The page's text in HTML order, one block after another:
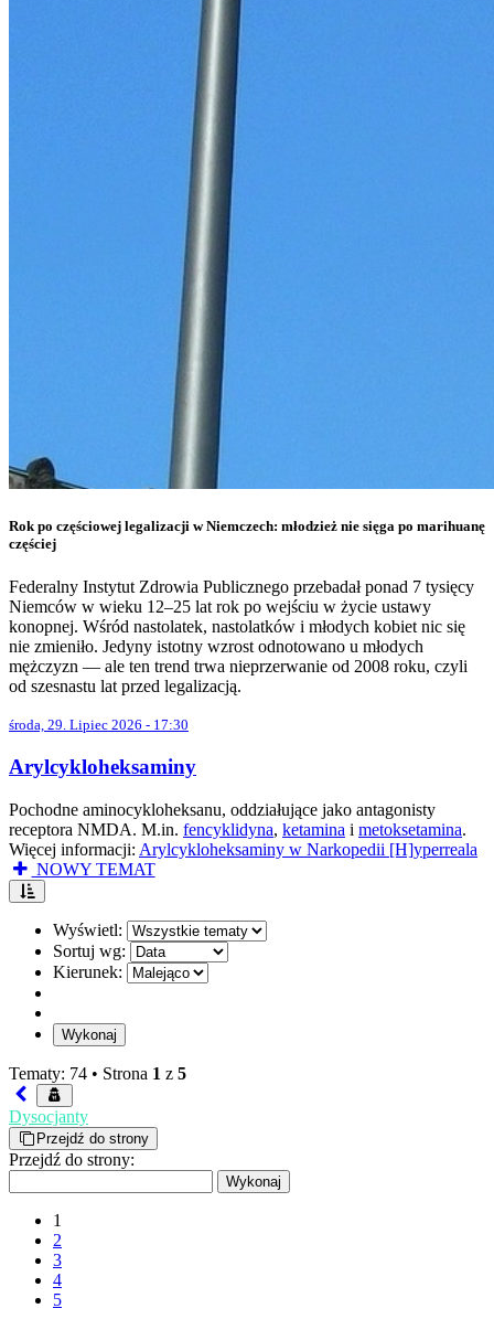
Rok po częściowej legalizacji w Niemczech: młodzież nie sięga po marihuanę
częściej
Federalny Instytut Zdrowia Publicznego przebadał ponad 7 tysięcy
Niemców w wieku 12–25 lat rok po wejściu w życie ustawy
konopnej. Wśród nastolatek, nastolatków i młodych kobiet nic się
nie zmieniło. Jedyny istotny wzrost odnotowano u młodych
mężczyzn — ale ten trend trwa nieprzerwanie od 2008 roku, czyli
od szesnastu lat przed legalizacją.
środa, 29. Lipiec 2026 - 17:30
Arylcykloheksaminy
Pochodne aminocykloheksanu, oddziałujące jako antagonisty
receptora NMDA. M.in. fencyklidyna, ketamina i metoksetamina.
Więcej informacji: Arylcykloheksaminy w Narkopedii [H]yperreala
NOWY TEMAT
Wyświetl:
Sortuj wg:
Kierunek:
Tematy: 74 • Strona 1 z 5
Dysocjanty
Przejdź do strony
Przejdź do strony:
1
2
3
4
5